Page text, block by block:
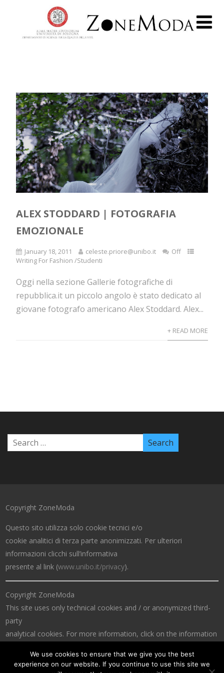
ALEX STODDARD | FOTOGRAFIA
EMOZIONALE
January 18, 2011 celeste.priore@unibo.it
Off
Writing For Fashion /Studenti
Oggi nella sezione Gallerie fotografiche di
repubblica.it un piccolo angolo è stato dedicato al
giovane fotografo americano Alex Stoddard. Alex...
+ READ MORE
Copyright ZoneModa
Questo sito utilizza solo cookie tecnici e/o
cookie analitici di terza parte anonimizzati. Per ulteriori
informazioni clicchi sull’informativa
presente al link (www.unibo.it/privacy).
Copyright ZoneModa
This site uses only technical cookies and / or anonymized third-
party
analytical cookies. For more information, click on the information
We use cookies to ensure that we give you the best
experience on our website. If you continue to use this site we